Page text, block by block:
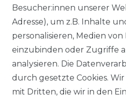
Ähnlicher Artikel
Lerros -
(2649237)
ab 57,99 € *
Besucher:innen unserer
Adresse), um z.B. Inhalte
personalisieren, Medien
einzubinden oder Zugriffe
analysieren. Die
durch gesetzte Cookies.
mit Dritten, die wir in den